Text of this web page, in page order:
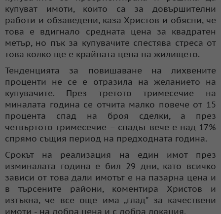
купуват имоти, които са за довършителни
работи и обзаведени, каза Христов и обясни, че
това е вдигнало средната цена за квадратен
метър, но пък за купувачите спестява стреса от
това колко ще е крайната цена на жилището.
Тенденцията за повишаване на лихвените
проценти не се е отразила на желанието на
купувачите. През третото тримесечие на
миналата година се отчита малко повече от 15
процента спад на броя сделки, а през
четвъртото тримесечие – спадът вече е над 17%
спрямо същия период на предходната година.
Срокът на реализация на един имот през
изминалата година е бил 29 дни, като всичко
зависи от това дали имотът е на пазарна цена и
в търсените райони, коментира Христов и
изтъкна, че все още има „глад" за качествени
имоти - на добра цена и с добра локация.